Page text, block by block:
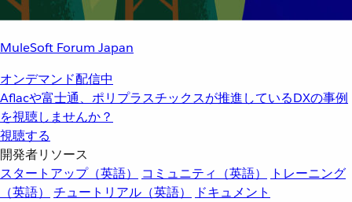
MuleSoft Forum Japan
オンデマンド配信中
Aflacや富士通、ポリプラスチックスが推進しているDXの事例
を視聴しませんか？
視聴する
開発者リソース
スタートアップ（英語）
コミュニティ（英語）
トレーニング
（英語）
チュートリアル（英語）
ドキュメント